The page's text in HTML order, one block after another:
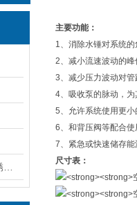
主要功能：
1、消除水锤对系统的
2、减小流速波动的
3、减少压力波动对
4、吸收泵的脉动，
5、允许系统使用更
6、和背压阀等配合
7、紧急或快速储存
尺寸表：